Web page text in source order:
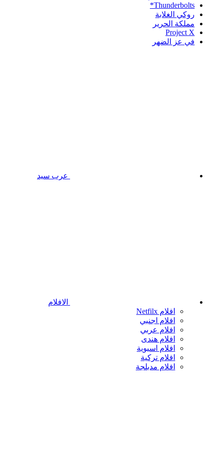
Thunderbolts*
روكي الغلابة
مملكة الحرير
Project X
في عز الضهر
عرب سيد
الافلام
افلام Netfilx
افلام اجنبي
افلام عربي
افلام هندى
افلام اسيوية
افلام تركية
افلام مدبلجة